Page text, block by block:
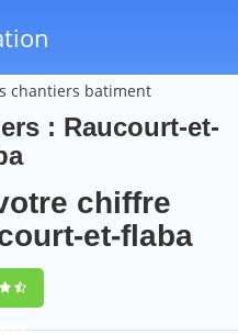
chantiers batiment
: Raucourt-et-
chiffre
et-flaba
73